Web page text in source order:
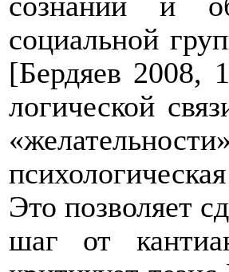
социальной
[Бердяев 2008,
логической
Это позволяет
шаг от